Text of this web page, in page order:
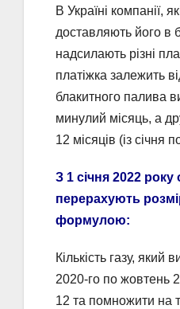
В Україні компанії,
доставляють його в
надсилають різні
платіжка залежить
блакитного палива
минулий місяць, а
12 місяців (із січня
З 1 січня 2022 року
перерахують
формулою:
Кількість газу, який
2020-го по жовтень
12 та помножити на